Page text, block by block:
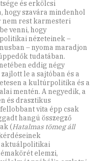
és erkölcsi
hogy szavára mindenhol
nem rest karmesteri
venni, hogy
nézeteinek –
– nyoma maradjon
tudatában.
eddig négy
le a sajtóban és a
a kultúrpolitika és a
mentén. A negyedik, a
és drasztikus
vita épp csak
hangú összegző
(Hatalmas tömeg áll
aktuálpolitikai
elemzi,